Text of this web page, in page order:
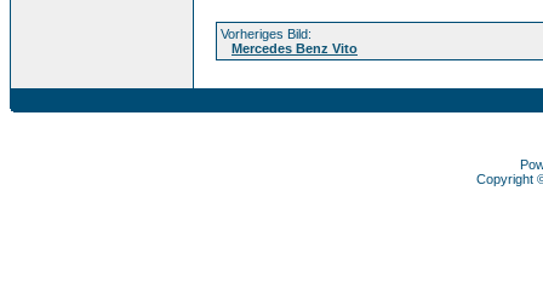
Vorheriges Bild:
Mercedes Benz Vito
Copyright